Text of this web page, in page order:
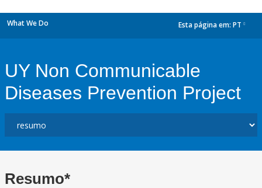
What We Do Esta página em: PT
UY Non Communicable
Diseases Prevention Project
Resumo*